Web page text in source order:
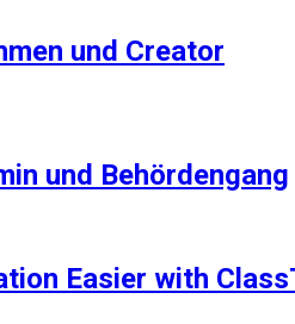
und Creator
und Behördengang
Easier with